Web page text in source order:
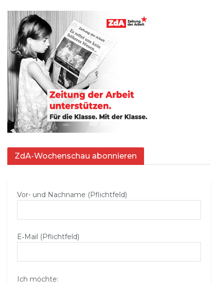
ZdA-Wochenschau abonnieren
Vor- und Nachname (Pflichtfeld)
E‑Mail (Pflichtfeld)
Ich möchte: